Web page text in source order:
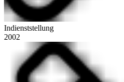
Indienststellung
2002